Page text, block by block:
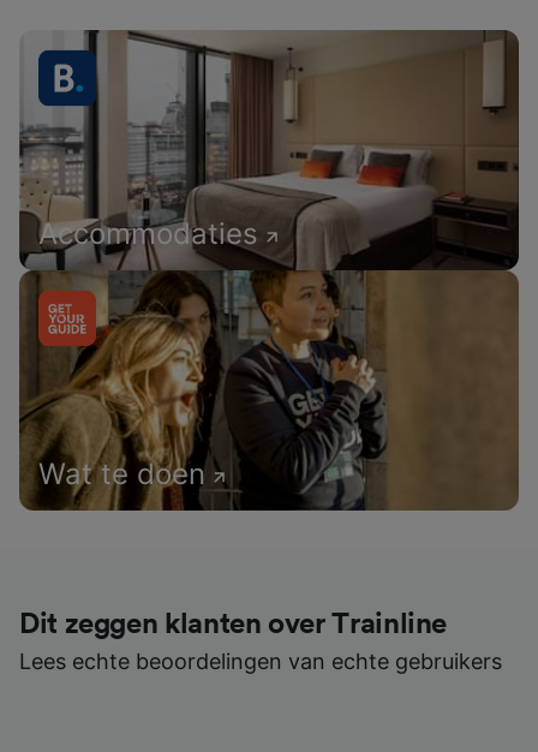
Accommodaties
Wat te doen
Dit zeggen klanten over Trainline
Lees echte beoordelingen van echte gebruikers